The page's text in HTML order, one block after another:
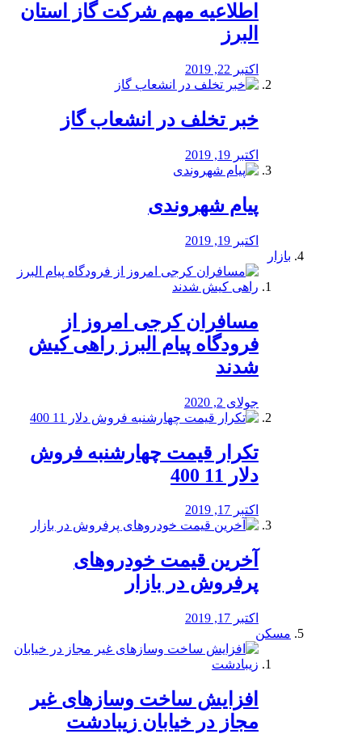
️اطلاعیه مهم شرکت گاز استان
البرز
اکتبر 22, 2019
خبر تخلف در انشعاب گاز
اکتبر 19, 2019
پیام شهروندی
اکتبر 19, 2019
بازار
مسافران کرجی امروز از
فرودگاه پیام البرز راهی کیش
شدند
جولای 2, 2020
تکرار قیمت چهارشنبه فروش
دلار 11 400
اکتبر 17, 2019
آخرین قیمت خودرو‌های
پرفروش در بازار
اکتبر 17, 2019
مسکن
افزایش ساخت وسازهای غیر
مجاز در خیابان زیبادشت